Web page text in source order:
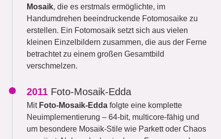
Mosaik, die es erstmals ermöglichte, im
Handumdrehen beeindruckende Fotomosaike zu
erstellen. Ein Fotomosaik setzt sich aus vielen
kleinen Einzelbildern zusammen, die aus der Ferne
betrachtet zu einem großen Gesamtbild
verschmelzen.
2011 Foto-Mosaik-Edda
Mit Foto-Mosaik-Edda folgte eine komplette
Neuimplementierung – 64-bit, multicore-fähig und
um besondere Mosaik-Stile wie Parkett oder Chaos